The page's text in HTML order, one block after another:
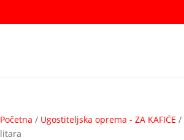
Početna / Ugostiteljska oprema - ZA KAFIĆE /
litara